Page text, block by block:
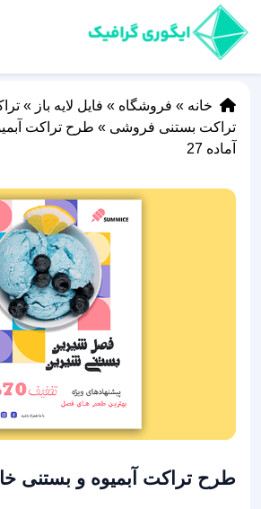
خانه » فروشگاه » فایل لایه باز »
تراکت بستنی فروشی » طرح تراکت
آماده 27
طرح تراکت آبمیوه و بستنی خام